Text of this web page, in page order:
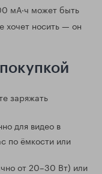
мА·ч может быть
хочет носить — он
заряжать
для видео в
по ёмкости или
от 20–30 Вт) или